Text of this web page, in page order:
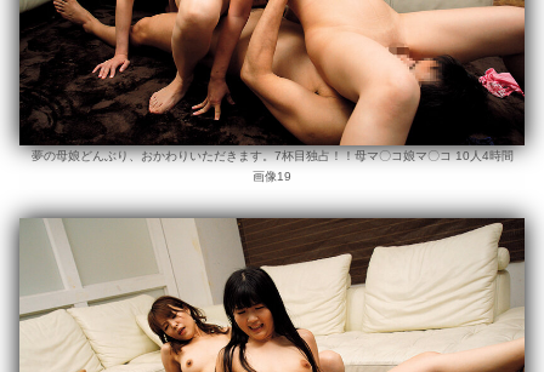
夢の母娘どんぶり、おかわりいただきます。7杯目独占！！母マ〇コ娘マ〇コ 10人4時間
画像19